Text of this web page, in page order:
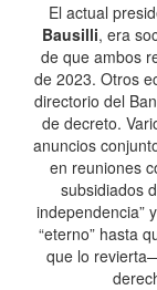
El actual
Bausilli, era
de que ambos
de 2023. Otros
directorio del
de decreto.
anuncios
en reuniones
subsidiados
independencia”
“eterno” hasta
que lo